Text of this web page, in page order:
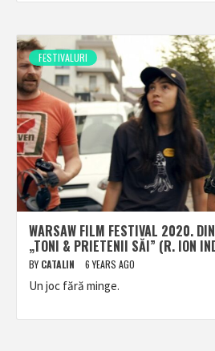
FESTIVALURI
WARSAW FILM FESTIVAL 2020.
„TONI & PRIETENII SĂI” (R. ION
BY CATALIN 6 YEARS AGO
Un joc fără minge.